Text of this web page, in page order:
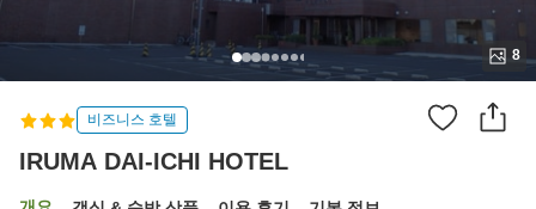
8
비즈니스 호텔
IRUMA DAI-ICHI HOTEL